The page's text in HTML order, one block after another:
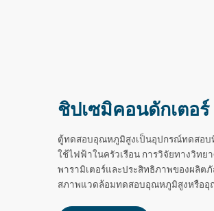
ชิปเซมิคอนดักเตอร์
ตู้ทดสอบอุณหภูมิสูงเป็นอุปกรณ์ทดสอบ
ใช้ไฟฟ้าในครัวเรือน การวิจัยทางวิทย
พารามิเตอร์และประสิทธิภาพของผลิต
สภาพแวดล้อมทดสอบอุณหภูมิสูงหรือ